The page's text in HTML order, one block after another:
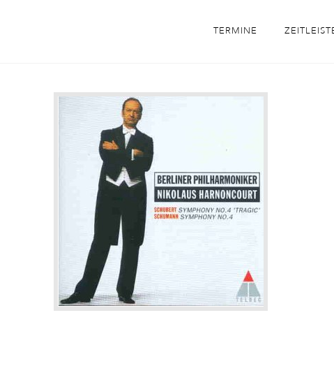
TERMINE